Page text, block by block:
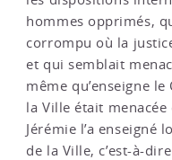
hommes opprimés,
corrompu où la
et qui semblait
même qu’enseigne
la Ville était
Jérémie l’a enseigné
de la Ville, c’est-à-